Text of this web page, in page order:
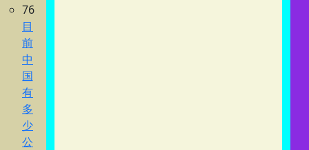
76
目
前
中
国
有
多
少
公